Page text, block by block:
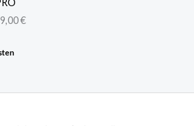
:
3
€